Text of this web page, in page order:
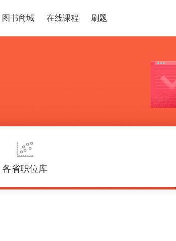
图书商城 在线课程 刷题
各省职位库